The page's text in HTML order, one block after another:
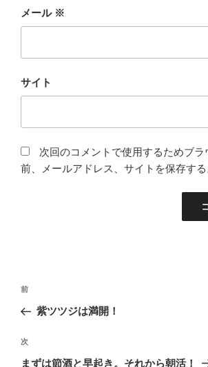
メール ※
サイト
次回のコメントで使用するためブラ
前、メールアドレス、サイトを保存する
投
ナ
ビ
ゲ
前
の
稿
前
紫ツツジは満開！
次
の
次
まずは節酒と早起き。それから朝活！